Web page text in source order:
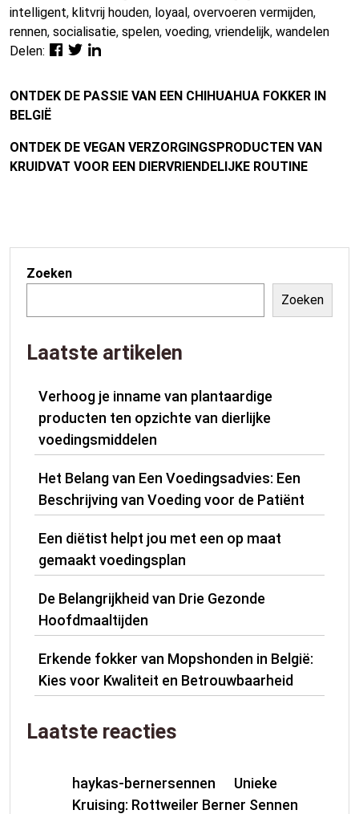
intelligent, klitvrij houden, loyaal, overvoeren vermijden,
rennen, socialisatie, spelen, voeding, vriendelijk, wandelen
Delen:
ONTDEK DE PASSIE VAN EEN CHIHUAHUA FOKKER IN
BELGIË
ONTDEK DE VEGAN VERZORGINGSPRODUCTEN VAN
KRUIDVAT VOOR EEN DIERVRIENDELIJKE ROUTINE
Zoeken
Zoeken
Laatste artikelen
Verhoog je inname van plantaardige
producten ten opzichte van dierlijke
voedingsmiddelen
Het Belang van Een Voedingsadvies: Een
Beschrijving van Voeding voor de Patiënt
Een diëtist helpt jou met een op maat
gemaakt voedingsplan
De Belangrijkheid van Drie Gezonde
Hoofdmaaltijden
Erkende fokker van Mopshonden in België:
Kies voor Kwaliteit en Betrouwbaarheid
Laatste reacties
haykas-bernersennen
Unieke
Kruising: Rottweiler Berner Sennen